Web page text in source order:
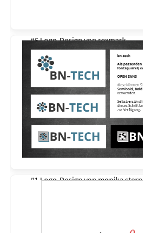
#6 Logo-Design vonrexmark
#1 Logo-Design vonmonika stern